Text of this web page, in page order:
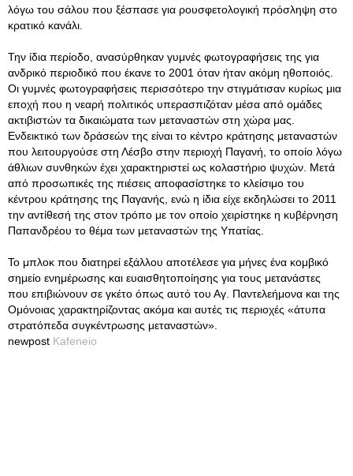
λόγω του σάλου που ξέσπασε για ρουσφετολογική πρόσληψη στο
κρατικό κανάλι.
Την ίδια περίοδο, ανασύρθηκαν γυμνές φωτογραφήσεις της για
ανδρικό περιοδικό που έκανε το 2001 όταν ήταν ακόμη ηθοποιός.
Οι γυμνές φωτογραφήσεις περισσότερο την στιγμάτισαν κυρίως μια
εποχή που η νεαρή πολιτικός υπερασπιζόταν μέσα από ομάδες
ακτιβιστών τα δικαιώματα των μεταναστών στη χώρα μας.
Ενδεικτικό των δράσεών της είναι το κέντρο κράτησης μεταναστών
που λειτουργούσε στη Λέσβο στην περιοχή Παγανή, το οποίο λόγω
άθλιων συνθηκών έχει χαρακτηριστεί ως κολαστήριο ψυχών. Μετά
από προσωπικές της πιέσεις αποφασίστηκε το κλείσιμο του
κέντρου κράτησης της Παγανής, ενώ η ίδια είχε εκδηλώσει το 2011
την αντίθεσή της στον τρόπο με τον οποίο χειρίστηκε η κυβέρνηση
Παπανδρέου το θέμα των μεταναστών της Υπατίας.
Το μπλοκ που διατηρεί εξάλλου αποτέλεσε για μήνες ένα κομβικό
σημείο ενημέρωσης και ευαισθητοποίησης για τους μετανάστες
που επιβιώνουν σε γκέτο όπως αυτό του Αγ. Παντελεήμονα και της
Ομόνοιας χαρακτηρίζοντας ακόμα και αυτές τις περιοχές «άτυπα
στρατόπεδα συγκέντρωσης μεταναστών».
newpost Kafeneio